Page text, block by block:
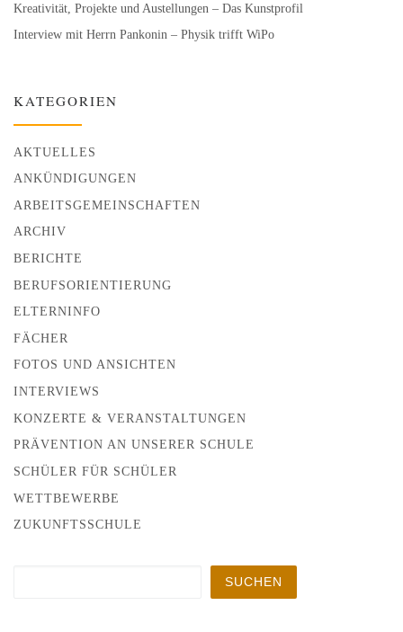
Kreativität, Projekte und Austellungen – Das Kunstprofil
Interview mit Herrn Pankonin – Physik trifft WiPo
KATEGORIEN
AKTUELLES
ANKÜNDIGUNGEN
ARBEITSGEMEINSCHAFTEN
ARCHIV
BERICHTE
BERUFSORIENTIERUNG
ELTERNINFO
FÄCHER
FOTOS UND ANSICHTEN
INTERVIEWS
KONZERTE & VERANSTALTUNGEN
PRÄVENTION AN UNSERER SCHULE
SCHÜLER FÜR SCHÜLER
WETTBEWERBE
ZUKUNFTSSCHULE
SUCHEN